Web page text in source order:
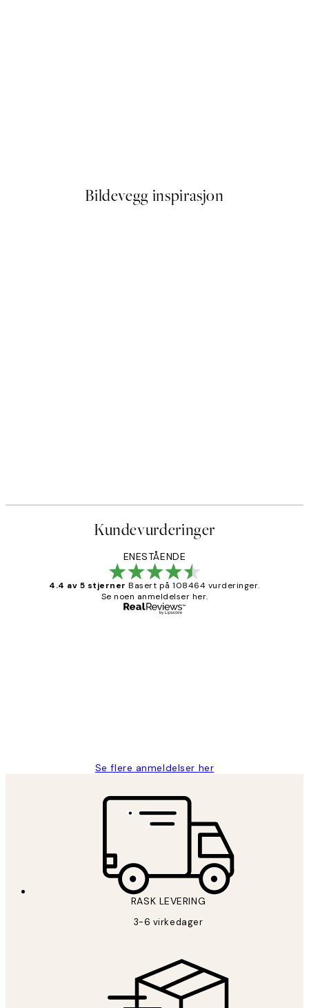
Bildevegg inspirasjon
Kundevurderinger
ENESTÅENDE
4.4 av 5 stjerner Basert på 108464 vurderinger.
Se noen anmeldelser her.
Se flere anmeldelser her
RASK LEVERING
3-6 virkedager